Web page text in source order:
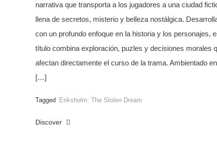
narrativa que transporta a los jugadores a una ciudad
llena de secretos, misterio y belleza nostálgica.
con un profundo enfoque en la historia y los personajes,
título combina exploración, puzles y decisiones morales
afectan directamente el curso de la trama. Ambientado
[…]
Tagged Eriksholm: The Stolen Dream
Discover